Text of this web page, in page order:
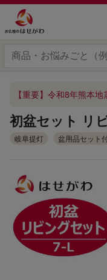
【重要】令和8年熊本
初盆セット リ
岐阜提灯 盆用品セット